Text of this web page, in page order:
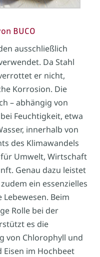
BUCO
ausschließlich
Da Stahl
er nicht,
Korrosion. Die
– abhängig von
Feuchtigkeit, etwa
innerhalb von
des Klimawandels
Umwelt, Wirtschaft
Genau dazu leistet
ein essenzielles
Beim
Rolle bei der
es die
von Chlorophyll und
im Hochbeet